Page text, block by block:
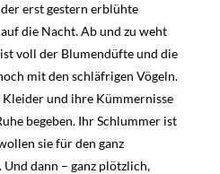
erst gestern erblühte
die Nacht. Ab und zu weht
voll der Blumendüfte und die
mit den schläfrigen Vögeln.
und ihre Kümmernisse
begeben. Ihr Schlummer ist
sie für den ganz
dann – ganz plötzlich,